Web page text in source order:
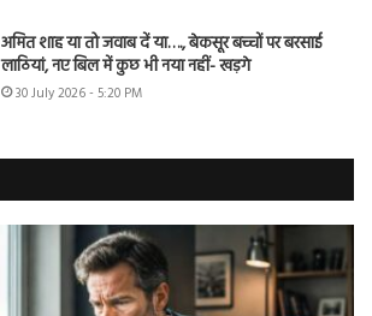
अमित शाह या तो जवाब दें या…., बेकसूर बच्चों पर बरसाई
लाठियां, नए बिल में कुछ भी नया नहीं- खड़गे
30 July 2026 - 5:20 PM